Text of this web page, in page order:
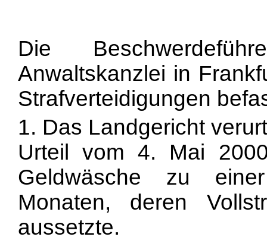
Die
Anwaltskanzlei in
Strafverteidigungen
1. Das Landgericht
Urteil vom 4. Mai
Geldwäsche zu
Monaten, deren
aussetzte.